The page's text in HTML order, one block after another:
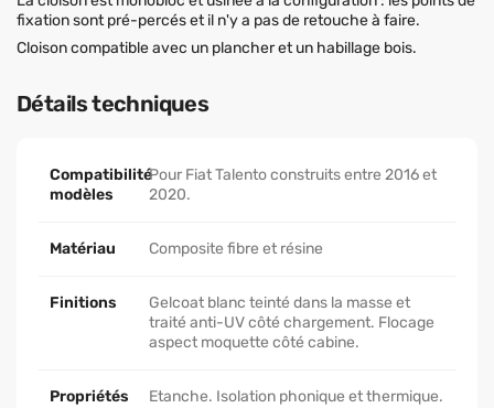
fixation sont pré-percés et il n'y a pas de retouche à faire.
Cloison compatible avec un plancher et un habillage bois.
Détails techniques
Compatibilité
modèles
Pour Fiat Talento construits entre 2016 et
2020.
Matériau Composite fibre et résine
Finitions
Gelcoat blanc teinté dans la masse et
traité anti-UV côté chargement. Flocage
aspect moquette côté cabine.
Propriétés Etanche. Isolation phonique et thermique.